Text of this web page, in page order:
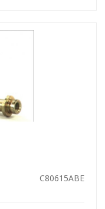
C80615ABE